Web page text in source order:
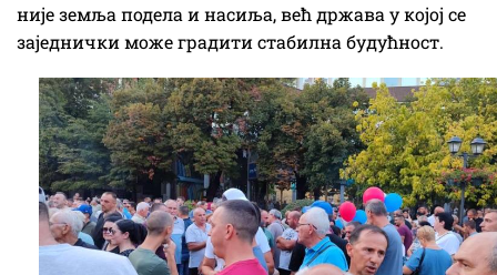
није земља подела и насиља, већ држава у којој се
заједнички може градити стабилна будућност.